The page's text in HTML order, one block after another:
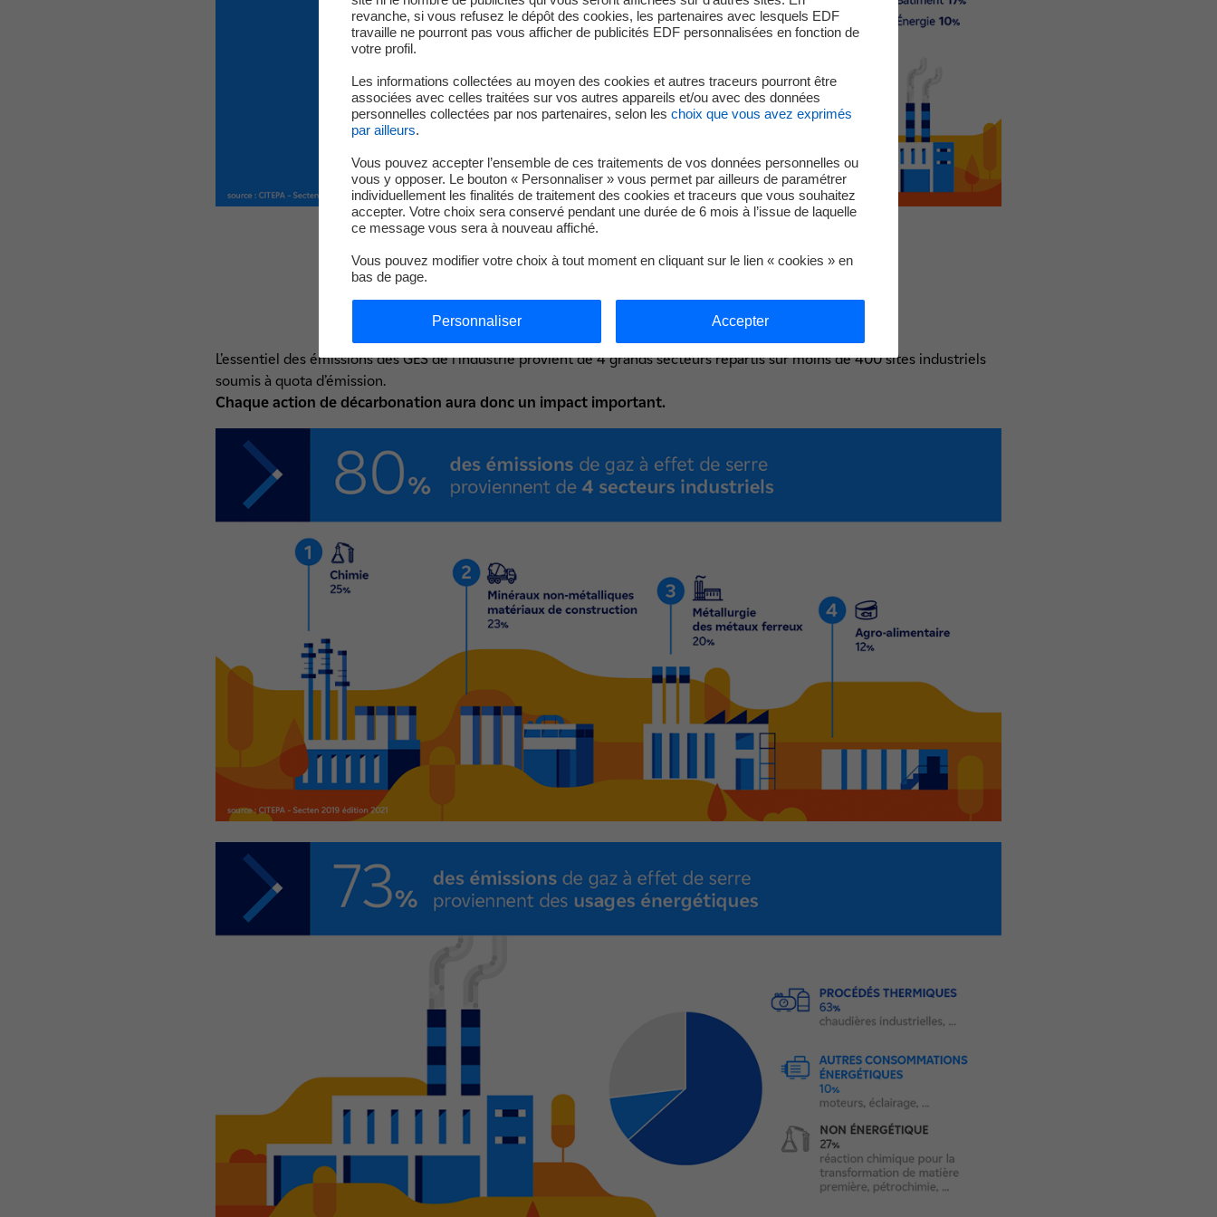
L’essentiel des émissions des GES de l’industrie provient de 4 grands secteurs répartis sur moins de 400 sites industriels
soumis à quota d’émission.
Chaque action de décarbonation aura donc un impact important.
revanche, si vous refusez le dépôt des cookies, les partenaires avec lesquels EDF
travaille ne pourront pas vous afficher de publicités EDF personnalisées en fonction de
votre profil.
Les informations collectées au moyen des cookies et autres traceurs pourront être
associées avec celles traitées sur vos autres appareils et/ou avec des données
personnelles collectées par nos partenaires, selon les choix que vous avez exprimés
par ailleurs.
Vous pouvez accepter l’ensemble de ces traitements de vos données personnelles ou
vous y opposer. Le bouton « Personnaliser » vous permet par ailleurs de paramétrer
individuellement les finalités de traitement des cookies et traceurs que vous souhaitez
accepter. Votre choix sera conservé pendant une durée de 6 mois à l’issue de laquelle
ce message vous sera à nouveau affiché.
Vous pouvez modifier votre choix à tout moment en cliquant sur le lien « cookies » en
bas de page.
Personnaliser Accepter